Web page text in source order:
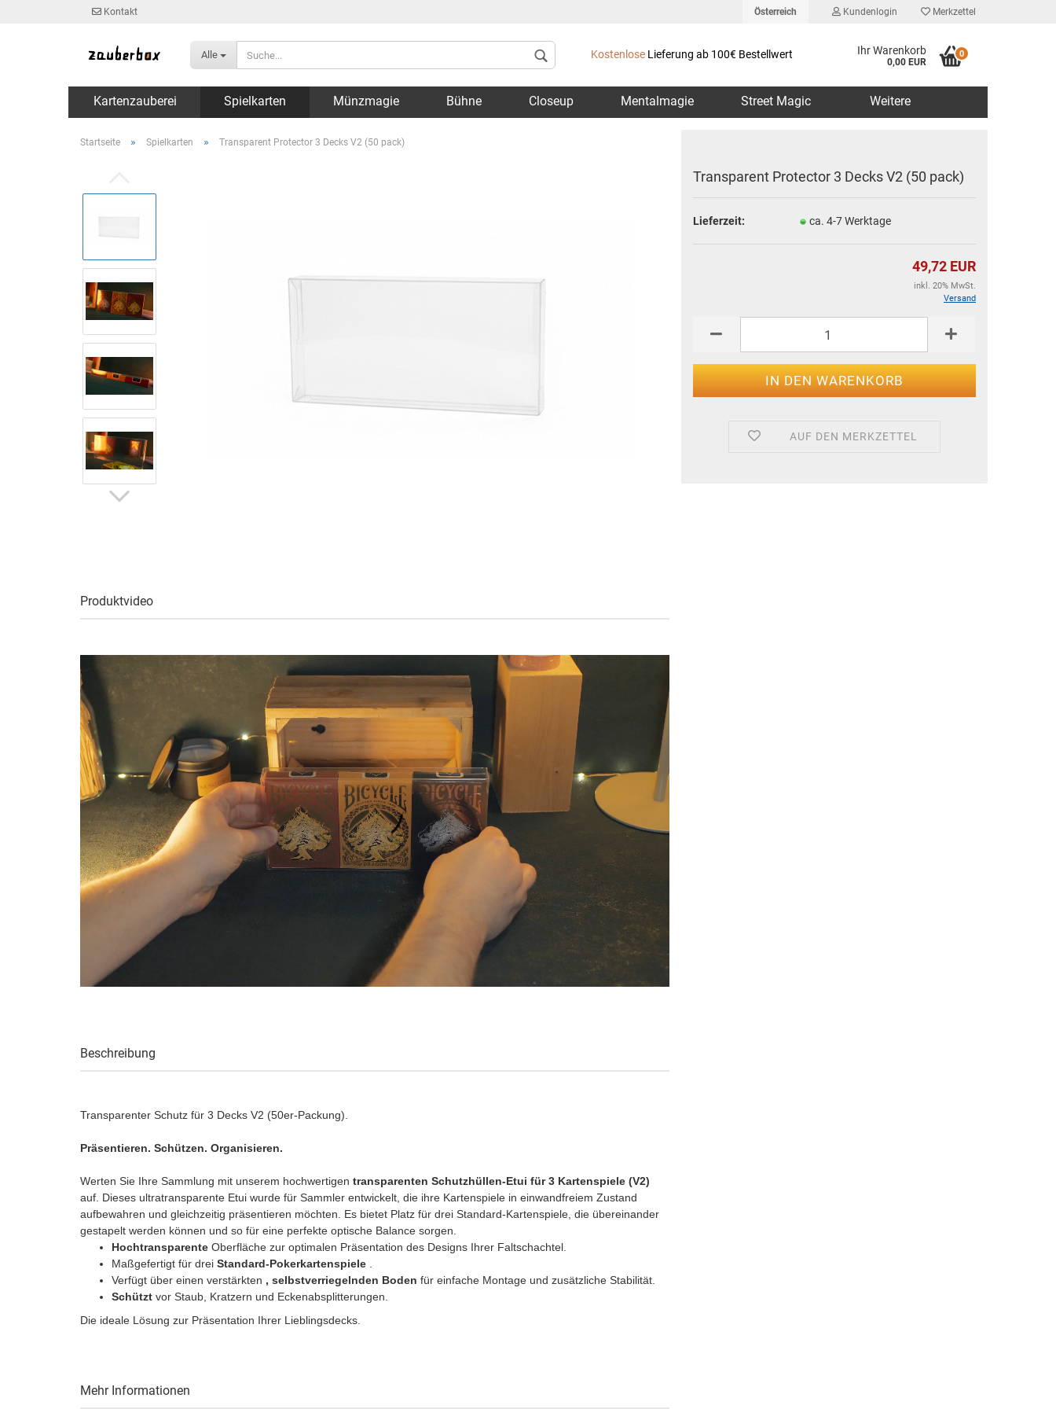
Kontakt Österreich
Lieferland
Kundenlogin
Konto erstellen
Merkzettel
Alle Kostenlose Lieferung ab 100€ Bestellwert Ihr Warenkorb
0,00 EUR
0
Kartenzauberei Spielkarten Münzmagie Bühne Closeup Mentalmagie Street Magic Weitere
Startseite » Spielkarten » Transparent Protector 3 Decks V2 (50 pack)
Transparent Protector 3 Decks V2 (50 pack)
Lieferzeit: ca. 4-7 Werktage
49,72 EUR
inkl. 20% MwSt.
Versand
AUF DEN MERKZETTEL
Produktvideo
Beschreibung
Transparenter Schutz für 3 Decks V2 (50er-Packung).
Präsentieren. Schützen. Organisieren.
Werten Sie Ihre Sammlung mit unserem hochwertigen transparenten Schutzhüllen-Etui für 3 Kartenspiele (V2)
auf. Dieses ultratransparente Etui wurde für Sammler entwickelt, die ihre Kartenspiele in einwandfreiem Zustand
aufbewahren und gleichzeitig präsentieren möchten. Es bietet Platz für drei Standard-Kartenspiele, die übereinander
gestapelt werden können und so für eine perfekte optische Balance sorgen.
Hochtransparente Oberfläche zur optimalen Präsentation des Designs Ihrer Faltschachtel.
Maßgefertigt für drei Standard-Pokerkartenspiele
Verfügt über einen verstärkten , selbstverriegelnden Boden für einfache Montage und zusätzliche Stabilität.
Schützt vor Staub, Kratzern und Eckenabsplitterungen.
Die ideale Lösung zur Präsentation Ihrer Lieblingsdecks.
Mehr Informationen